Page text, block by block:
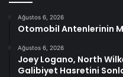
Ağustos 6, 2026
Otomobil Antenlerinin
Ağustos 6, 2026
Joey Logano, North
Galibiyet Hasretini